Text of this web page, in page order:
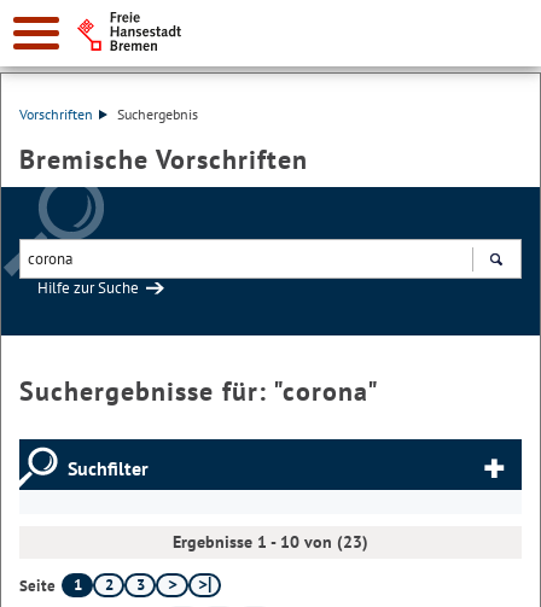
Vorschriften Suchergebnis
Bremische Vorschriften
Hilfe zur Suche
Suchergebnisse für: "corona"
Suchfilter
Ergebnisse 1 - 10 von (23)
Seite 1 2
3